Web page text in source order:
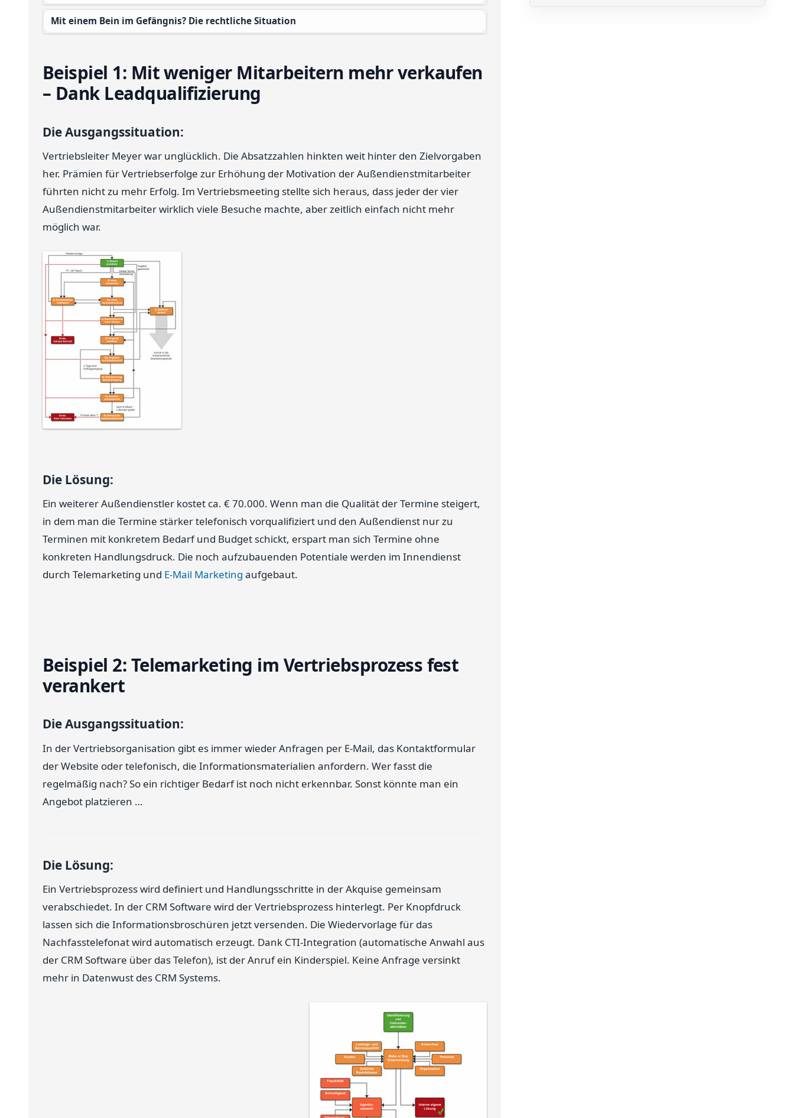
Mit einem Bein im Gefängnis? Die rechtliche Situation
Beispiel 1: Mit weniger Mitarbeitern mehr verkaufen
– Dank Leadqualifizierung
Die Ausgangssituation:
Vertriebsleiter Meyer war unglücklich. Die Absatzzahlen hinkten weit hinter den Zielvorgaben
her. Prämien für Vertriebserfolge zur Erhöhung der Motivation der Außendienstmitarbeiter
führten nicht zu mehr Erfolg. Im Vertriebsmeeting stellte sich heraus, dass jeder der vier
Außendienstmitarbeiter wirklich viele Besuche machte, aber zeitlich einfach nicht mehr
möglich war.
Die Lösung:
Ein weiterer Außendienstler kostet ca. € 70.000. Wenn man die Qualität der Termine steigert,
in dem man die Termine stärker telefonisch vorqualifiziert und den Außendienst nur zu
Terminen mit konkretem Bedarf und Budget schickt, erspart man sich Termine ohne
konkreten Handlungsdruck. Die noch aufzubauenden Potentiale werden im Innendienst
durch Telemarketing und E-Mail Marketing aufgebaut.
Beispiel 2: Telemarketing im Vertriebsprozess fest
verankert
Die Ausgangssituation:
In der Vertriebsorganisation gibt es immer wieder Anfragen per E-Mail, das Kontaktformular
der Website oder telefonisch, die Informationsmaterialien anfordern. Wer fasst die
regelmäßig nach? So ein richtiger Bedarf ist noch nicht erkennbar. Sonst könnte man ein
Angebot platzieren …
Die Lösung:
Ein Vertriebsprozess wird definiert und Handlungsschritte in der Akquise gemeinsam
verabschiedet. In der CRM Software wird der Vertriebsprozess hinterlegt. Per Knopfdruck
lassen sich die Informationsbroschüren jetzt versenden. Die Wiedervorlage für das
Nachfasstelefonat wird automatisch erzeugt. Dank CTI-Integration (automatische Anwahl aus
der CRM Software über das Telefon), ist der Anruf ein Kinderspiel. Keine Anfrage versinkt
mehr in Datenwust des CRM Systems.